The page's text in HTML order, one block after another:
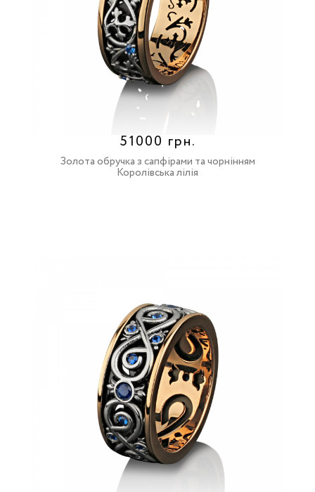
51000 грн.
Золота обручка з сапфірами та чорнінням
Королівська лілія